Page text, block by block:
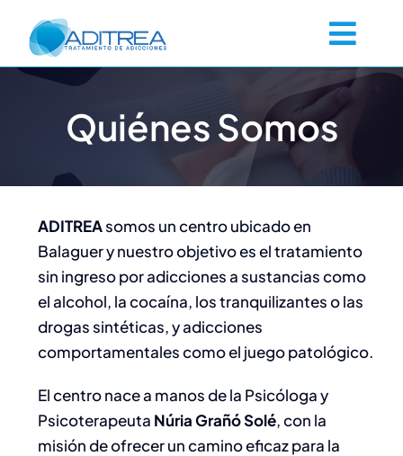
contenido
Quiénes Somos
Adicciones
El Tratamiento
Quiénes Somos
ADITREAsomos un centro ubicado en
Balaguer y nuestro objetivo es el tratamiento
sin ingreso por adicciones a sustancias como
el alcohol, la cocaína, los tranquilizantes o las
drogas sintéticas, y adicciones
comportamentales como el juego patológico.
El centro nace a manos de la Psicóloga y
Psicoterapeuta Núria Grañó Solé, con la
misión de ofrecer un camino eficaz para la